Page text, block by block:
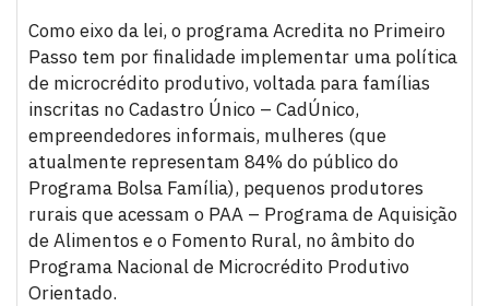
Como eixo da lei, o programa Acredita no Primeiro
Passo tem por finalidade implementar uma política
de microcrédito produtivo, voltada para famílias
inscritas no Cadastro Único – CadÚnico,
empreendedores informais, mulheres (que
atualmente representam 84% do público do
Programa Bolsa Família), pequenos produtores
rurais que acessam o PAA – Programa de Aquisição
de Alimentos e o Fomento Rural, no âmbito do
Programa Nacional de Microcrédito Produtivo
Orientado.